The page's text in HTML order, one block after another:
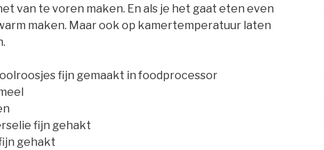
van te voren maken. En als je het gaat eten even
maken. Maar ook op kamertemperatuur laten
fijn gemaakt in foodprocessor
fijn gehakt
gehakt